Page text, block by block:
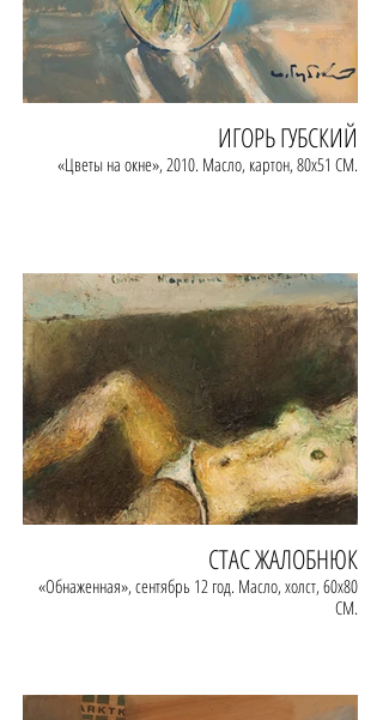
ИГОРЬ ГУБСКИЙ
«Цветы на окне», 2010. Масло, картон, 80х51 СМ.
СТАС ЖАЛОБНЮК
«Обнаженная», сентябрь 12 год. Масло, холст, 60х80
СМ.